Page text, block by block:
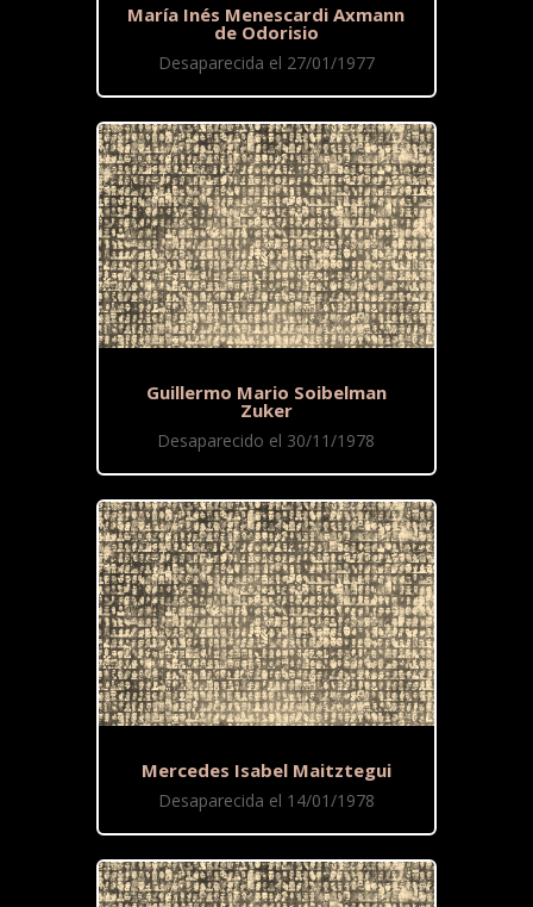
María Inés Menescardi Axmann
de Odorisio
Desaparecida el 27/01/1977
Guillermo Mario Soibelman
Zuker
Desaparecido el 30/11/1978
Mercedes Isabel Maitztegui
Desaparecida el 14/01/1978